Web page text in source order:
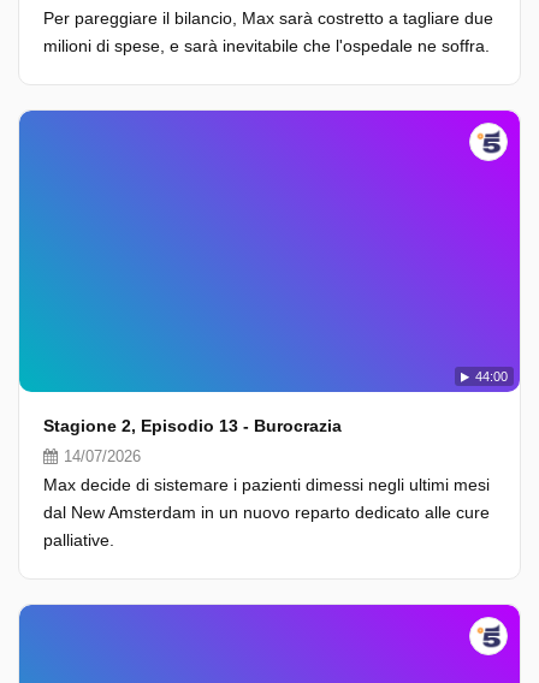
Per pareggiare il bilancio, Max sarà costretto a tagliare due
milioni di spese, e sarà inevitabile che l'ospedale ne soffra.
44:00
Stagione 2, Episodio 13 - Burocrazia
14/07/2026
Max decide di sistemare i pazienti dimessi negli ultimi mesi
dal New Amsterdam in un nuovo reparto dedicato alle cure
palliative.